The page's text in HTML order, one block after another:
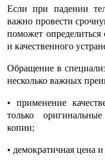
Если при падении
важно провести
поможет
и качественного
Обращение в
несколько важных
• применение
только
копии;
• демократичная цена